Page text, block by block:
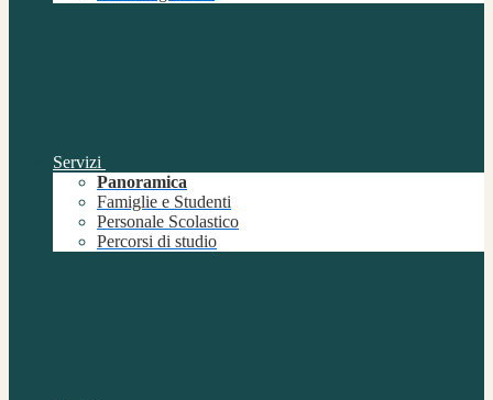
Servizi
Panoramica
Famiglie e Studenti
Personale Scolastico
Percorsi di studio